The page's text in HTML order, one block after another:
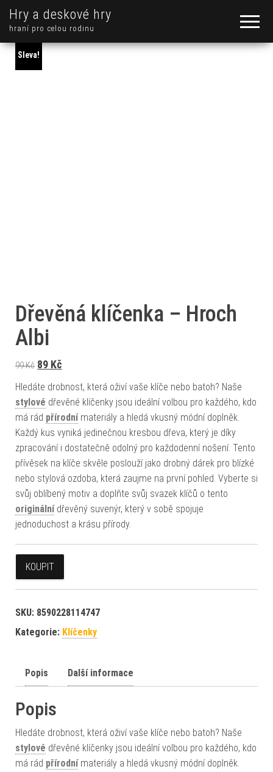
Hry a deskové hry
hraní pro celou rodinu
Sleva!
Dřevěná klíčenka – Hroch
Albi
99Kč Původní cena byla: 99 Kč.
89 Kč
Hledáte drobnost, která oživí vaše klíče nebo batoh? Naše
stylové dřevěné klíčenky jsou ideální volbou pro každého, kdo
má rád přírodnímateriály a hledá vkusný módní doplněk.
Každý kus vyniká jedinečnou kresbou dřeva, který je díky
zpracování i dostatečně odolný pro každodenní nošení. Tento
přívěsek na klíče skvěle poslouží jako drobný dárek pro blízké
nebo stylová ozdoba, která zaujme na první pohled. Vyberte si
svůj oblíbený motiv a doplňte svůj svazek klíčů o tento
originálnídřevěný suvenýr, který v sobě spojuje
jednoduchost a krásu přírody.
KOUPIT
SKU: 8590228114747
Kategorie: Klíčenky
Popis Další informace
Popis
Hledáte drobnost, která oživí vaše klíče nebo batoh? Naše
stylové dřevěné klíčenky jsou ideální volbou pro každého, kdo
má rád přírodnímateriály a hledá vkusný módní doplněk.